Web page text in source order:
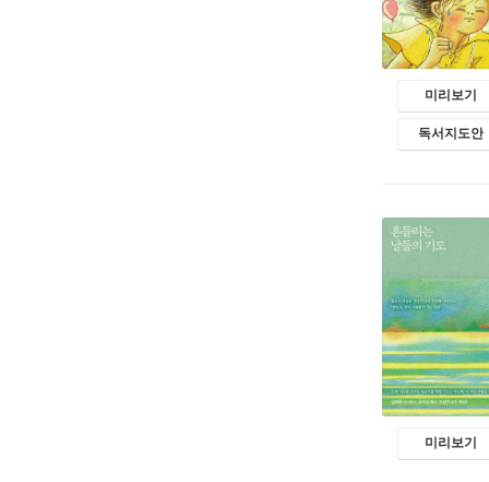
미리보기
독서지도안
미리보기